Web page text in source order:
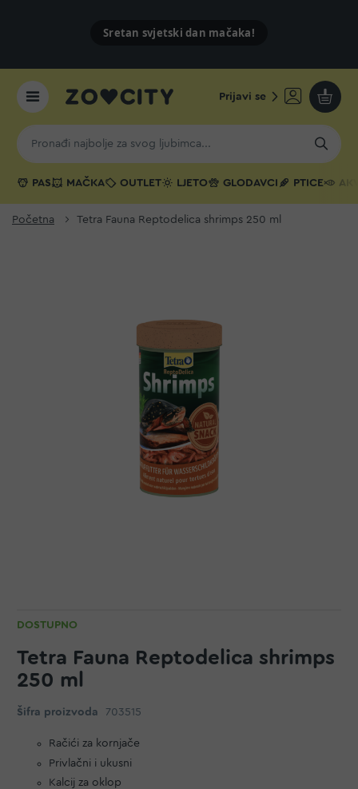
Sretan svjetski dan mačaka!
Prijavi se
Moja
PAS MAČKA OUTLET LJETO GLODAVCI PTICE
Početna Tetra Fauna Reptodelica shrimps 250 ml
DOSTUPNO
Tetra Fauna Reptodelica shrimps
250 ml
Šifra proizvoda 703515
Račići za kornjače
Privlačni i ukusni
Kalcij za oklop